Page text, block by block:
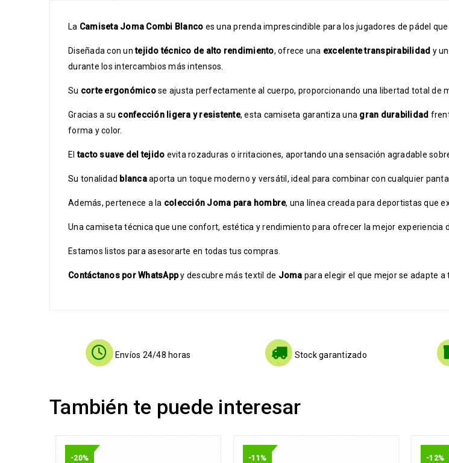
La Camiseta Joma Combi Blanco es una prenda imprescindible para los jugadores de pádel
Diseñada con untejido técnico de alto rendimiento, ofrece una excelente transpirabilidad y
durante los intercambios más intensos.
Su corte ergonómicose ajusta perfectamente al cuerpo, proporcionando una libertad total de
Gracias a su confección ligera y resistente, esta camiseta garantiza una gran durabilidad
forma y color.
Eltacto suave del tejido evita rozaduras o irritaciones, aportando una sensación agradable
Su tonalidad blancaaporta un toque moderno y versátil, ideal para combinar con cualquier
Además, pertenece a la colección Joma para hombre, una línea creada para deportistas que
Una camiseta técnica que une confort, estética y rendimiento para ofrecer la mejor experiencia
Estamos listos para asesorarte en todas tus compras.
Contáctanos por WhatsAppy descubre más textil de Joma para elegir el que mejor se adapte
Envíos 24/48 horas Stock garantizado
También te puede interesar
-20% -11% -12%